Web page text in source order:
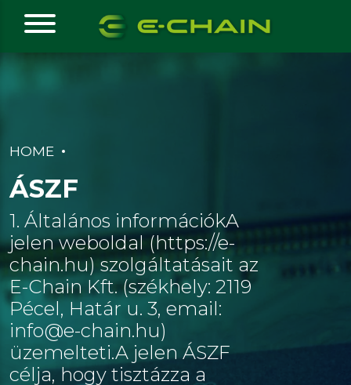
HOME
ÁSZF
1. Általános információkA
jelen weboldal (https://e-
chain.hu) szolgáltatásait az
E-Chain Kft. (székhely: 2119
Pécel, Határ u. 3, email:
info@e-chain.hu)
üzemelteti.A jelen ÁSZF
célja, hogy tisztázza a